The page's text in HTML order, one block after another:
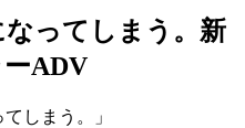
ってしまう。新
ADV
しまう。」